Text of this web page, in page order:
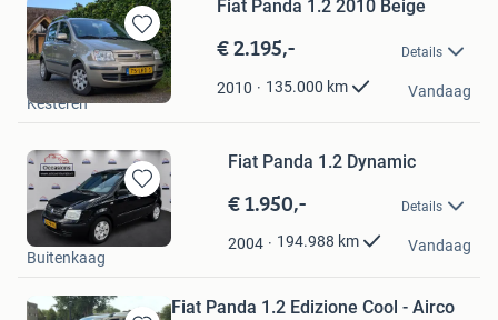
Bewaren
in
Mijn
Favorieten
Fiat Panda 1.2 2010 Beige
€ 2.195,- Details
2010 135.000 km
Mik
Kesteren
Vandaag
Bewaren
in
Fiat Panda 1.2 Dynamic
€ 1.950,- Details
2004 194.988 km
Autocentrum JDS
Buitenkaag
Vandaag
Fiat Panda 1.2 Edizione Cool - Airco